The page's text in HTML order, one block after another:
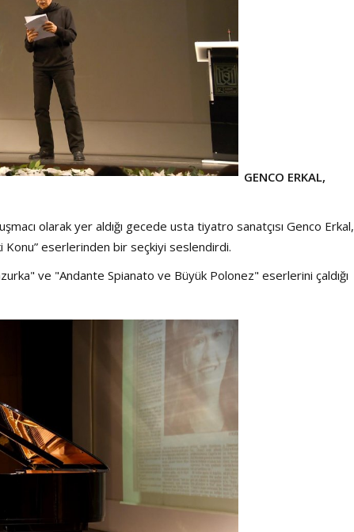
GENCO ERKAL,
olarak yer aldığı gecede usta tiyatro sanatçısı Genco Erkal,
Konu” eserlerinden bir seçkiyi seslendirdi.
ve "Andante Spianato ve Büyük Polonez" eserlerini çaldığı